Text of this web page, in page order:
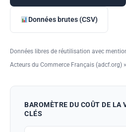
Données brutes (CSV)
Données libres de réutilisation avec
Acteurs du Commerce Français (adcf.org) »
BAROMÈTRE DU COÛT DE LA
CLÉS